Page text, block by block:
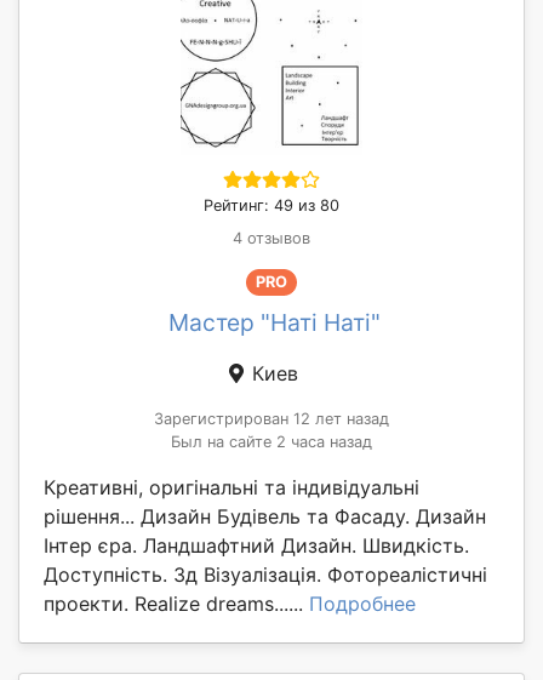
Рейтинг: 49 из 80
4 отзывов
PRO
Мастер "Наті Наті"
Киев
Зарегистрирован 12 лет назад
Был на сайте 2 часа назад
Креативні, оригінальні та індивідуальні
рішення... Дизайн Будівель та Фасаду. Дизайн
Інтер єра. Ландшафтний Дизайн. Швидкість.
Доступність. 3д Візуалізація. Фотореалістичні
проекти. Realize dreams...... Подробнее